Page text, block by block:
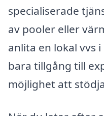
specialiserade
av pooler eller
anlita en lokal vvs
bara tillgång till
möjlighet att